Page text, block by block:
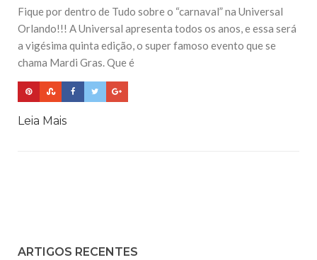
Fique por dentro de Tudo sobre o “carnaval” na Universal
Orlando!!! A Universal apresenta todos os anos, e essa será
a vigésima quinta edição, o super famoso evento que se
chama Mardi Gras. Que é
Leia Mais
ARTIGOS RECENTES